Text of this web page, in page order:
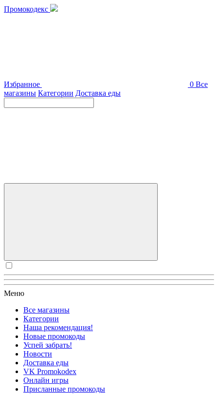
Промокодекс
Избранное 0 Все
магазины Категории Доставка еды
Меню
Все магазины
Категории
Наша рекомендация!
Новые промокоды
Успей забрать!
Новости
Доставка еды
VK Promokodex
Онлайн игры
Присланные промокоды